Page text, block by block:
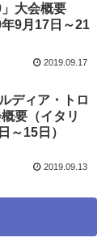
大会概要
年9月17日～21
2019.09.17
ディア・トロ
要（イタリ
～15日）
2019.09.13